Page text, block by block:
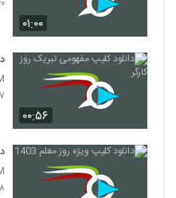
۰۱:۰۰
۰۰:۵۶